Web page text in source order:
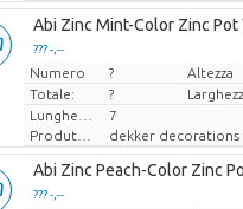
Abi Zinc Mint-Color Zinc
??? -,--
Prezzo x uno
Numero ? Altezza
Totale:
?
7
Produttore
dekker decorations
Abi Zinc Peach-Color Zinc
??? -,--